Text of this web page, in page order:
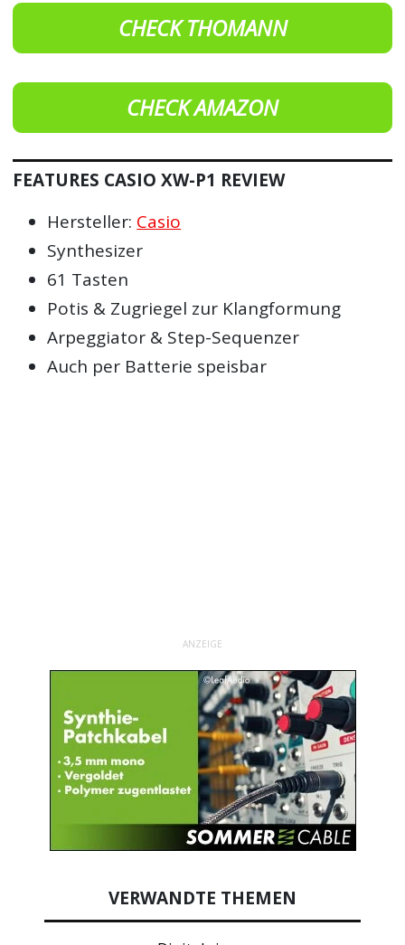
CHECK THOMANN
CHECK AMAZON
FEATURES CASIO XW-P1 REVIEW
Hersteller: Casio
Synthesizer
61 Tasten
Potis & Zugriegel zur Klangformung
Arpeggiator & Step-Sequenzer
Auch per Batterie speisbar
ANZEIGE
VERWANDTE THEMEN